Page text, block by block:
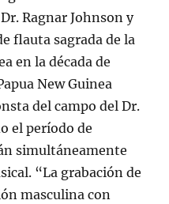
Ragnar Johnson y
flauta sagrada de la
en la década de
New Guinea
del campo del Dr.
el período de
simultáneamente
“La grabación de
masculina con